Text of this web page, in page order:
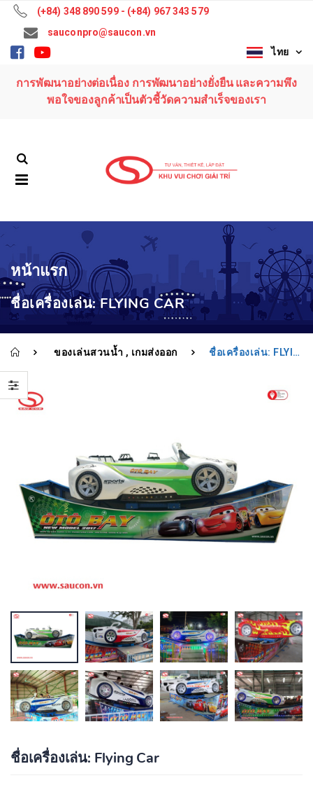
(+84) 348 890 599 - (+84) 967 343 579
sauconpro@saucon.vn
ไทย
การพัฒนาอย่างต่อเนื่อง การพัฒนาอย่างยั่งยืน และความพึง
พอใจของลูกค้าเป็นตัวชี้วัดความสำเร็จของเรา
หน้าแรก
ชื่อเครื่องเล่น: FLYING CAR
ของเล่นสวนน้ำ เกมส่งออก ชื่อเครื่องเล่น: FLYING CAR
ชื่อเครื่องเล่น: Flying Car
ชื่อเครื่องเล่น: Top
สอบถามราคา:
(+84) 348 890
ชื่อเครื่องเล่น: Ferris
Wheel 36M
สอบถามราคา:
(+84) 348 890
599 - (+84) 967
ชื่อเครื่องเล่น: Top
สอบถามราคา:
(+84) 348 890
Express
สอบถามราคา:
343 579
ชื่อเครื่องเล่น: Ferris
Wheel 36M
สอบถามราคา:
(+84) 348 890
599 - (+84) 967
343 579